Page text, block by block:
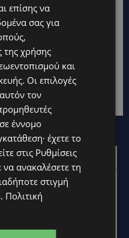
Ένας Μάιος με
σενάρια
Ο Μάιος του
πολιτικό,
επίσης να
σας για
της χρήσης
και
Οι επιλογές
τον
έννομο
έχετε το
στις Ρυθμίσεις
ανακαλέσετε τη
στιγμή
. Πολιτική